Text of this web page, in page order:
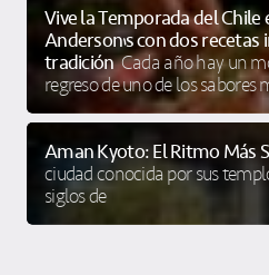
Vive la Temporada del
Anderson’s con dos recetas
tradición Cada año hay un
regreso de uno de los sabores
Aman Kyoto: El Ritmo Más
ciudad conocida por sus
siglos de